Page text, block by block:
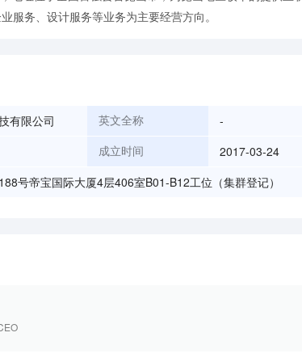
服务、设计服务等业务为主要经营方向。
有限公司 英文全称 -
成立时间 2017-03-24
号帝宝国际大厦4层406室B01-B12工位（集群登记）